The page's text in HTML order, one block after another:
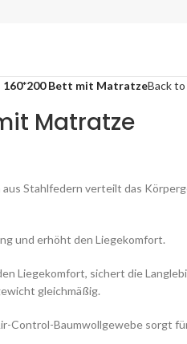
160*200 Bett mit MatratzeBack
Matratze
Stahlfedern verteilt das
und erhöht den Liegekomfort.
Liegekomfort, sichert die
gleichmäßig.
Control-Baumwollgewebe sorgt